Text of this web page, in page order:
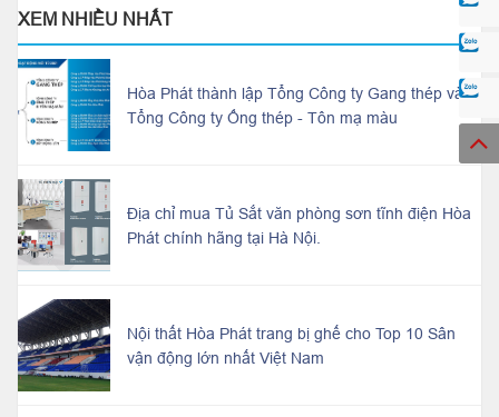
XEM NHIỀU NHẤT
Hòa Phát thành lập Tổng Công ty Gang thép và
Tổng Công ty Ống thép - Tôn mạ màu
Địa chỉ mua Tủ Sắt văn phòng sơn tĩnh điện Hòa
Phát chính hãng tại Hà Nội.
Nội thất Hòa Phát trang bị ghế cho Top 10 Sân
vận động lớn nhất Việt Nam